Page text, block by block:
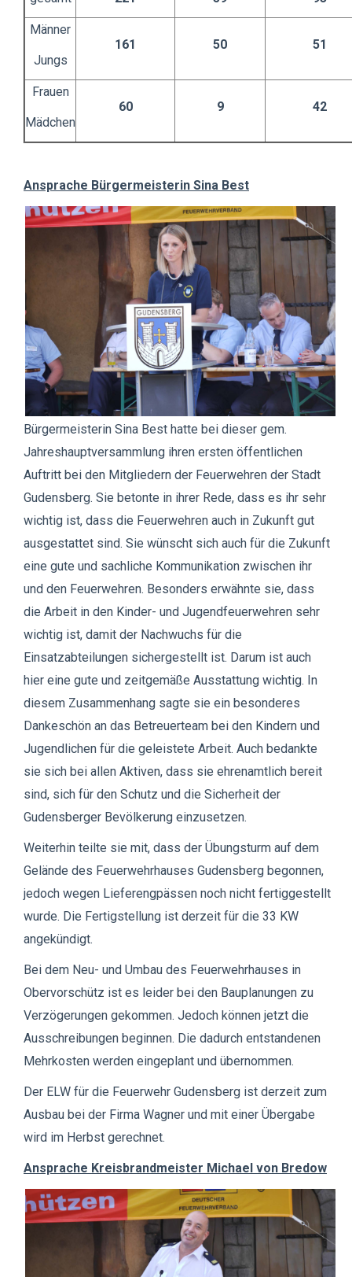
Männer
Jungs
161 50 51
Frauen
Mädchen
60 9 42
Ansprache Bürgermeisterin Sina Best
Bürgermeisterin Sina Best hatte bei dieser gem.
Jahreshauptversammlung ihren ersten öffentlichen
Auftritt bei den Mitgliedern der Feuerwehren der Stadt
Gudensberg. Sie betonte in ihrer Rede, dass es ihr sehr
wichtig ist, dass die Feuerwehren auch in Zukunft gut
ausgestattet sind. Sie wünscht sich auch für die Zukunft
eine gute und sachliche Kommunikation zwischen ihr
und den Feuerwehren. Besonders erwähnte sie, dass
die Arbeit in den Kinder- und Jugendfeuerwehren sehr
wichtig ist, damit der Nachwuchs für die
Einsatzabteilungen sichergestellt ist. Darum ist auch
hier eine gute und zeitgemäße Ausstattung wichtig. In
diesem Zusammenhang sagte sie ein besonderes
Dankeschön an das Betreuerteam bei den Kindern und
Jugendlichen für die geleistete Arbeit. Auch bedankte
sie sich bei allen Aktiven, dass sie ehrenamtlich bereit
sind, sich für den Schutz und die Sicherheit der
Gudensberger Bevölkerung einzusetzen.
Weiterhin teilte sie mit, dass der Übungsturm auf dem
Gelände des Feuerwehrhauses Gudensberg begonnen,
jedoch wegen Lieferengpässen noch nicht fertiggestellt
wurde. Die Fertigstellung ist derzeit für die 33 KW
angekündigt.
Bei dem Neu- und Umbau des Feuerwehrhauses in
Obervorschütz ist es leider bei den Bauplanungen zu
Verzögerungen gekommen. Jedoch können jetzt die
Ausschreibungen beginnen. Die dadurch entstandenen
Mehrkosten werden eingeplant und übernommen.
Der ELW für die Feuerwehr Gudensberg ist derzeit zum
Ausbau bei der Firma Wagner und mit einer Übergabe
wird im Herbst gerechnet.
Ansprache Kreisbrandmeister Michael von Bredow